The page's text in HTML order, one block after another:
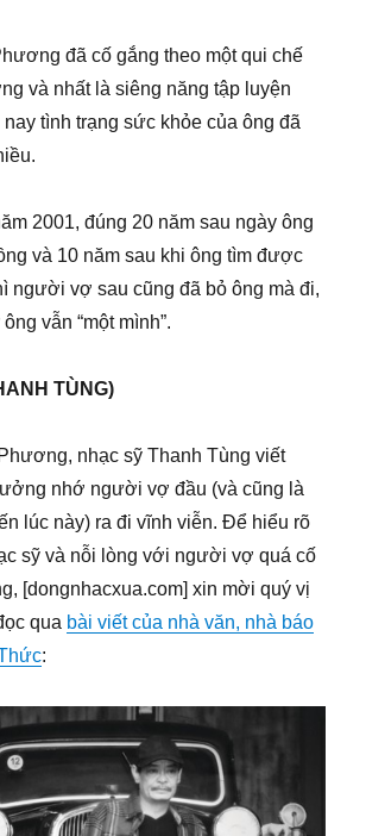
đã cố gắng theo một qui chế
và nhất là siêng năng tập luyện
nay tình trạng sức khỏe của ông đã
2001, đúng 20 năm sau ngày ông
và 10 năm sau khi ông tìm được
người vợ sau cũng đã bỏ ông mà đi,
vẫn “một mình”.
TÙNG)
nhạc sỹ Thanh Tùng viết
nhớ người vợ đầu (và cũng là
lúc này) ra đi vĩnh viễn. Để hiểu rõ
sỹ và nỗi lòng với người vợ quá cố
[dongnhacxua.com] xin mời quý vị
qua bài viết của nhà văn, nhà báo
: